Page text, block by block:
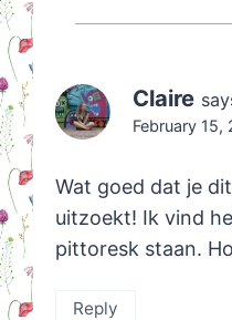
Claire
February 15,
Wat goed dat je
uitzoekt! Ik vind
pittoresk staan.
Reply